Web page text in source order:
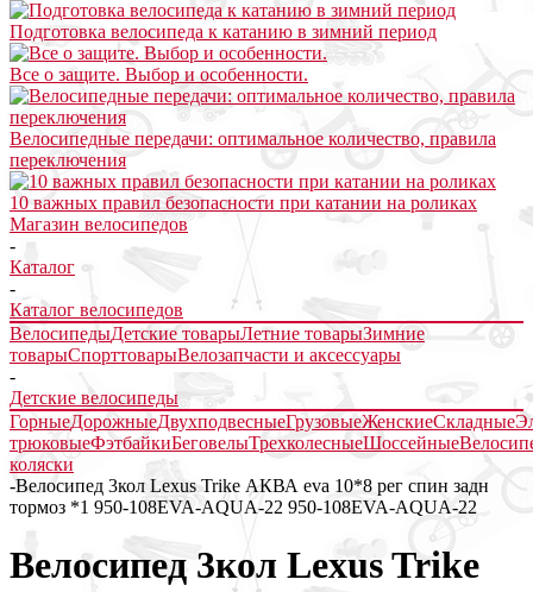
Подготовка велосипеда к катанию в зимний период
Все о защите. Выбор и особенности.
Велосипедные передачи: оптимальное количество, правила
переключения
10 важных правил безопасности при катании на роликах
Магазин велосипедов
-
Каталог
-
Каталог велосипедов
ВелосипедыДетские товарыЛетние товарыЗимние
товарыСпорттоварыВелозапчасти и аксессуары
-
Детские велосипеды
ГорныеДорожныеДвухподвесныеГрузовыеЖенскиеСкладные
трюковыеФэтбайкиБеговелыТрехколесныеШоссейные
коляски
-Велосипед 3кол Lexus Trike АКВА eva 10*8 рег спин задн
тормоз *1 950-108EVA-AQUA-22 950-108EVA-AQUA-22
Велосипед 3кол Lexus Trike